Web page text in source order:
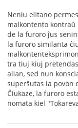
Neniu elitano
malkontento
de la furoro ĵus
la furoro similanta
tra tiuj kiuj
alian, sed nun
superŝutas la povon
Ĉiukaze, la furoro
nomata kiel